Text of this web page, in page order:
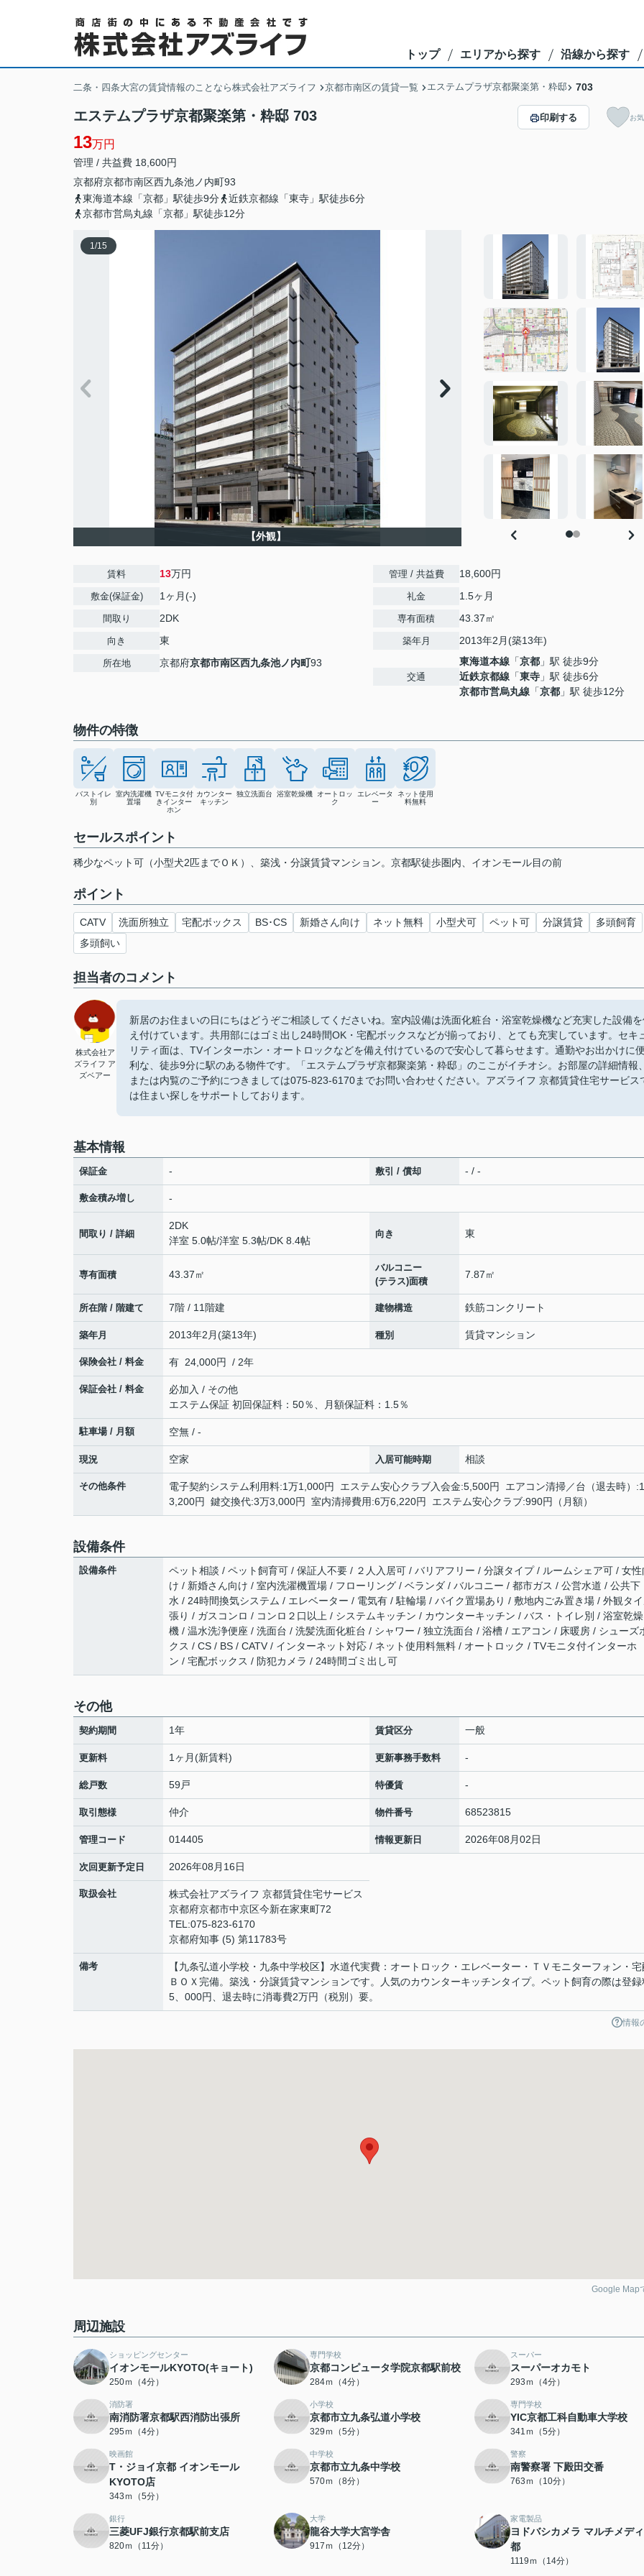
トップ エリアから探す 沿線から探す
二条・四条大宮の賃貸情報のことなら株式会社アズライフ 京都市南区の賃貸一覧 エステムプラザ京都聚楽第・粋邸 703
エステムプラザ京都聚楽第・粋邸 703
13万円
管理 / 共益費 18,600円
京都府京都市南区西九条池ノ内町93
東海道本線「京都」駅徒歩9分
近鉄京都線「東寺」駅徒歩6分
京都市営烏丸線「京都」駅徒歩12分
印刷する お
1/15
【外観】
賃料 13万円
敷金(保証金) 1ヶ月(-)
間取り 2DK
向き 東
所在地 京都府京都市南区西九条池ノ内町93
管理 / 共益費 18,600円
礼金 1.5ヶ月
専有面積 43.37㎡
築年月 2013年2月(築13年)
交通
東海道本線 「京都 」駅 徒歩9分
近鉄京都線 「東寺 」駅 徒歩6分
京都市営烏丸線 「京都 」駅 徒歩12分
物件の特徴
バストイレ
別
室内洗濯機
置場
TVモニタ付
きインター
ホン
カウンター
キッチン
独立洗面台 浴室乾燥機
オートロッ
ク
エレベータ
ー
ネット使用
料無料
セールスポイント
稀少なペット可（小型犬2匹までＯＫ）、築浅・分譲賃貸マンション。京都駅徒歩圏内、イオンモール目の前
ポイント
CATV 洗面所独立 宅配ボックス BS･CS 新婚さん向け ネット無料 小型犬可 ペット可 分譲賃貸
多頭飼育
多頭飼い
担当者のコメント
株式会社ア
ズライフ ア
ズベアー
新居のお住まいの日にちはどうぞご相談してくださいね。室内設備は洗面化粧台・浴室乾燥機など充実した設備
え付けています。共用部にはゴミ出し24時間OK・宅配ボックスなどが揃っており、とても充実しています。セキ
リティ面は、TVインターホン・オートロックなどを備え付けているので安心して暮らせます。通勤やお出かけに
利な、徒歩9分に駅のある物件です。「エステムプラザ京都聚楽第・粋邸」のここがイチオシ。お部屋の詳細情報
または内覧のご予約につきましては075-823-6170までお問い合わせください。アズライフ 京都賃貸住宅サービス
は住まい探しをサポートしております。
基本情報
保証金 - 敷引 / 償却 - / -
敷金積み増し -
間取り / 詳細
2DK
洋室 5.0帖/洋室 5.3帖/DK 8.4帖
向き 東
専有面積 43.37㎡
バルコニー
(テラス)面積
7.87㎡
所在階 / 階建て 7階 / 11階建 建物構造 鉄筋コンクリート
築年月 2013年2月(築13年) 種別 賃貸マンション
保険会社 / 料金 有 24,000円 / 2年
保証会社 / 料金
必加入 / その他
エステム保証 初回保証料：50％、月額保証料：1.5％
駐車場 / 月額 空無 / -
現況 空家 入居可能時期 相談
その他条件
電子契約システム利用料:1万1,000円 エステム安心クラブ入会金:5,500円 エアコン清掃／台（退去時）
3,200円 鍵交換代:3万3,000円 室内清掃費用:6万6,220円 エステム安心クラブ:990円（月額）
設備条件
設備条件
ペット相談 / ペット飼育可 / 保証人不要 / ２人入居可 / バリアフリー / 分譲タイプ / ルームシェア可 / 女性
け / 新婚さん向け / 室内洗濯機置場 / フローリング / ベランダ / バルコニー / 都市ガス / 公営水道 / 公共下
水 / 24時間換気システム / エレベーター / 電気有 / 駐輪場 / バイク置場あり / 敷地内ごみ置き場 / 外観タ
張り / ガスコンロ / コンロ２口以上 / システムキッチン / カウンターキッチン / バス・トイレ別 / 浴室乾燥
機 / 温水洗浄便座 / 洗面台 / 洗髪洗面化粧台 / シャワー / 独立洗面台 / 浴槽 / エアコン / 床暖房 / シューズ
クス / CS / BS / CATV / インターネット対応 / ネット使用料無料 / オートロック / TVモニタ付インターホ
ン / 宅配ボックス / 防犯カメラ / 24時間ゴミ出し可
その他
契約期間 1年 賃貸区分 一般
更新料 1ヶ月(新賃料) 更新事務手数料 -
総戸数 59戸 特優賃 -
取引態様 仲介 物件番号 68523815
管理コード 014405 情報更新日 2026年08月02日
次回更新予定日 2026年08月16日
取扱会社
株式会社アズライフ 京都賃貸住宅サービス
京都府京都市中京区今新在家東町72
TEL:075-823-6170
京都府知事 (5) 第11783号
備考
【九条弘道小学校・九条中学校区】水道代実費：オートロック・エレベーター・ＴＶモニターフォン・宅
ＢＯＸ完備。築浅・分譲賃貸マンションです。人気のカウンターキッチンタイプ。ペット飼育の際は登録
5、000円、退去時に消毒費2万円（税別）要。
情報
Google Map
周辺施設
ショッピングセンター
イオンモールKYOTO(キョート)
250ｍ（4分）
専門学校
京都コンピュータ学院京都駅前校
284ｍ（4分）
スーパー
スーパーオカモト
293ｍ（4分）
消防署
南消防署京都駅西消防出張所
295ｍ（4分）
小学校
京都市立九条弘道小学校
329ｍ（5分）
専門学校
YIC京都工科自動車大学校
341ｍ（5分）
映画館
T・ジョイ京都 イオンモール
KYOTO店
343ｍ（5分）
中学校
京都市立九条中学校
570ｍ（8分）
警察
南警察署 下殿田交番
763ｍ（10分）
銀行
三菱UFJ銀行京都駅前支店
820ｍ（11分）
大学
龍谷大学大宮学舎
917ｍ（12分）
家電製品
ヨドバシカメラ マルチメデ
都
1119ｍ（14分）